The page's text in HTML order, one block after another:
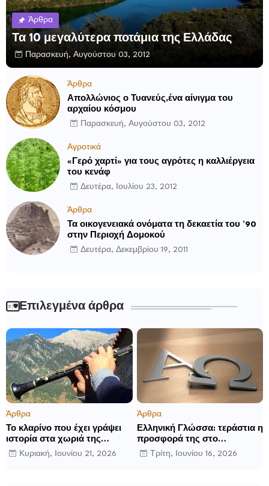
Άρθρα
Τα 10 μεγαλύτερα ποτάμια της Ελλάδας
Παρασκευή, Αυγούστου 03, 2012
Άρθρα
Απολλώνιος ο Τυανεύς,ένα αίνιγμα του
αρχαίου κόσμου
Παρασκευή, Αυγούστου 03, 2012
Αγροτικά
«Γερό χαρτί» για τους αγρότες η καλλιέργεια
του κενάφ
Δευτέρα, Ιουλίου 23, 2012
Άρθρα
Τα οικογενειακά ονόματα τη δεκαετία του ’90
στην Περιοχή Δομοκού
Δευτέρα, Δεκεμβρίου 19, 2011
Επιλεγμένα άρθρα
Άρθρα
Το κλαρίνο που έχει γράψει
ιστορία στα χωριά της
Ρούμελης
Κυριακή, Ιουνίου 21, 2026
Άρθρα
Ελληνική Γλώσσα: τεράστια η
προσφορά της στο
παγκόσμιο γίγνεσθαι.
Τρίτη, Ιουνίου 16, 2026